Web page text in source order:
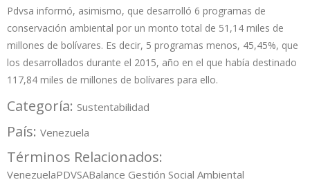
Pdvsa informó, asimismo, que desarrolló 6 programas de
conservación ambiental por un monto total de 51,14 miles de
millones de bolívares. Es decir, 5 programas menos, 45,45%, que
los desarrollados durante el 2015, año en el que había destinado
117,84 miles de millones de bolívares para ello.
Categoría: Sustentabilidad
País: Venezuela
Términos Relacionados:
VenezuelaPDVSABalance Gestión Social Ambiental